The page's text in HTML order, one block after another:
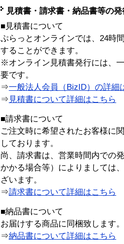
見積書・請求書・納品書等の
■見積書について
ぷらっとオンラインでは、24時
することができます。
※オンライン見積書発行には、
要です。
⇒一般法人会員（BizID）の詳細
⇒ 見積書について詳細はこちら
■請求書について
ご注文時に希望されたお客様に
しております。
尚、請求書は、営業時間内での
かかる場合等）によりましては
ざいます。
⇒請求書について詳細はこちら
■納品書について
お届けする商品に同梱致します。
⇒納品書について詳細はこちら